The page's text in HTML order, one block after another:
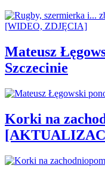
Mateusz
Szczecinie
Korki na